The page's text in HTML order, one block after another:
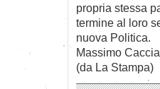
propria stessa
termine al loro
nuova Politica.
Massimo
(da La Stampa)